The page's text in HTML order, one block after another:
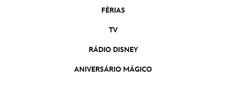
Divertida Mente 2 | Trailer Oficial Dublado
Divertida-Mente 2
As Marvels
FÉRIAS
TV
RÁDIO DISNEY
ANIVERSÁRIO MÁGICO